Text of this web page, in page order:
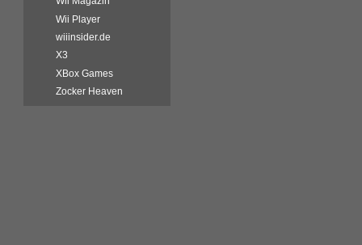
Wii Player
wiiinsider.de
X3
XBox Games
Zocker Heaven